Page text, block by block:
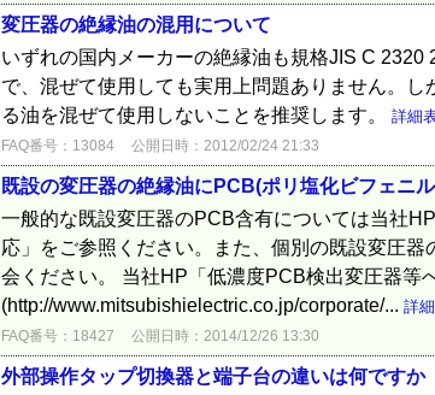
変圧器の絶縁油の混用について
いずれの国内メーカーの絶縁油も規格JIS C
で、混ぜて使用しても実用上問題ありません。
る油を混ぜて使用しないことを推奨します。 詳細
FAQ番号：13084 公開日時：2012/02/24 21:33
既設の変圧器の絶縁油にPCB(ポリ塩化ビフェニ
一般的な既設変圧器のPCB含有については当社
応」をご参照ください。また、個別の既設変圧
会ください。 当社HP「低濃度PCB検出変圧器等
(http://www.mitsubishielectric.co.jp/corporate/... 詳
FAQ番号：18427 公開日時：2014/12/26 13:30
外部操作タップ切換器と端子台の違いは何ですか